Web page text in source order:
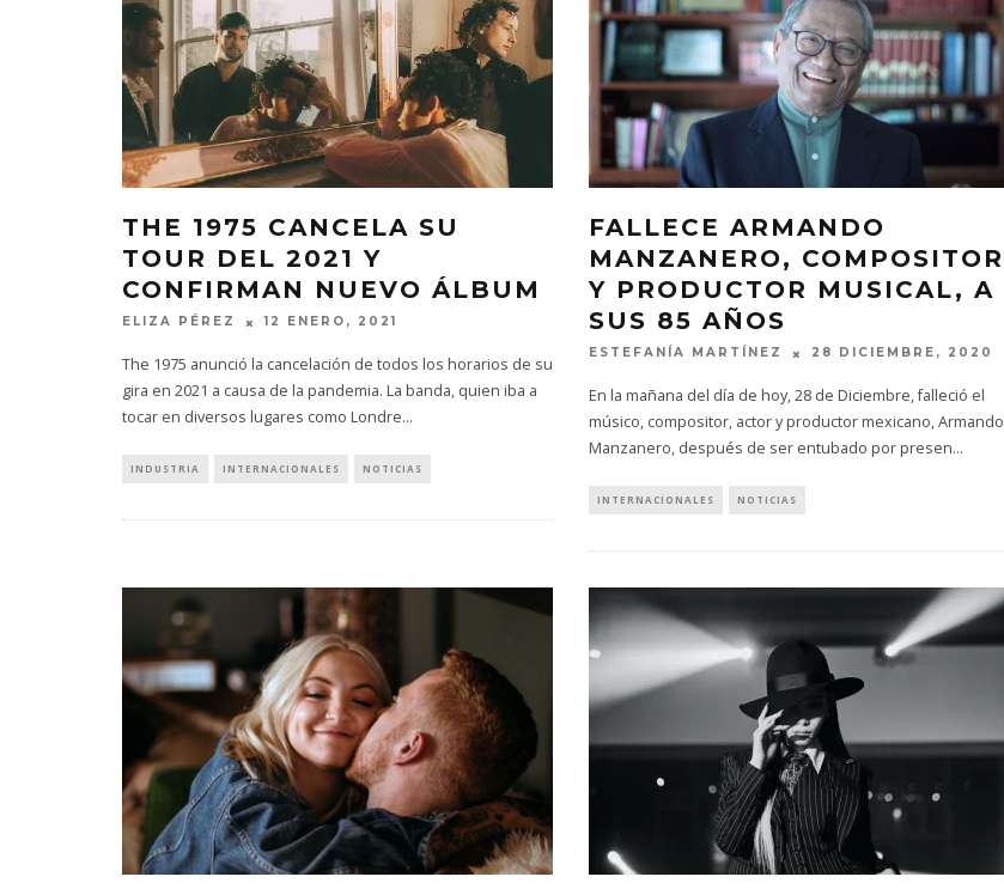
THE 1975 CANCELA SU
TOUR DEL 2021 Y
CONFIRMAN NUEVO ÁLBUM
ELIZA PÉREZ 12 ENERO, 2021
The 1975 anunció la cancelación de todos los horarios de su
gira en 2021 a causa de la pandemia. La banda, quien iba a
tocar en diversos lugares como Londre...
INDUSTRIA INTERNACIONALES NOTICIAS
FALLECE ARMANDO
MANZANERO, COMPOSITOR
Y PRODUCTOR MUSICAL, A
SUS 85 AÑOS
ESTEFANÍA MARTÍNEZ 28 DICIEMBRE, 2020
En la mañana del día de hoy, 28 de Diciembre, falleció el
músico, compositor, actor y productor mexicano, Armando
Manzanero, después de ser entubado por presen...
INTERNACIONALES NOTICIAS